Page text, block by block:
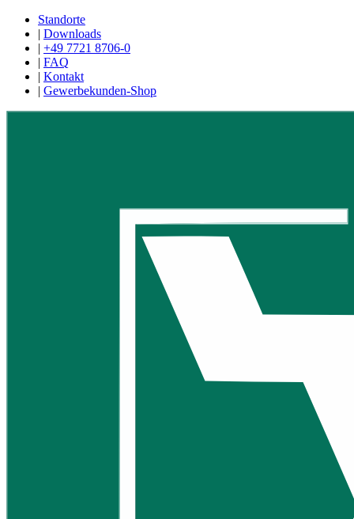
Standorte
| Downloads
| +49 7721 8706-0
| FAQ
| Kontakt
| Gewerbekunden-Shop